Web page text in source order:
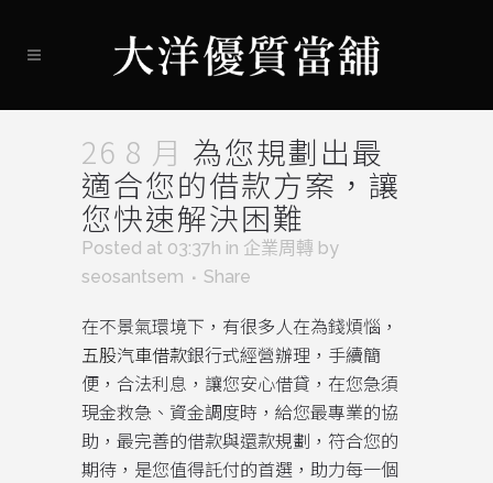
26 8 月 為您規劃出最
適合您的借款方案，讓
您快速解決困難
Posted at 03:37h in 企業周轉 by
seosantsem
Share
在不景氣環境下，有很多人在為錢煩惱，
五股汽車借款銀行式經營辦理，手續簡
便，合法利息，讓您安心借貸，在您急須
現金救急、資金調度時，給您最專業的協
助，最完善的借款與還款規劃，符合您的
期待，是您值得託付的首選，助力每一個